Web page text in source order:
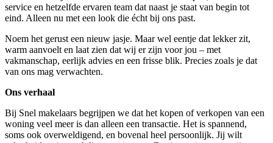
service en hetzelfde ervaren team dat naast je staat van begin tot
eind. Alleen nu met een look die écht bij ons past.
Noem het gerust een nieuw jasje. Maar wel eentje dat lekker zit,
warm aanvoelt en laat zien dat wij er zijn voor jou – met
vakmanschap, eerlijk advies en een frisse blik. Precies zoals je dat
van ons mag verwachten.
Ons verhaal
Bij Snel makelaars begrijpen we dat het kopen of verkopen van een
woning veel meer is dan alleen een transactie. Het is spannend,
soms ook overweldigend, en bovenal heel persoonlijk. Jij wilt